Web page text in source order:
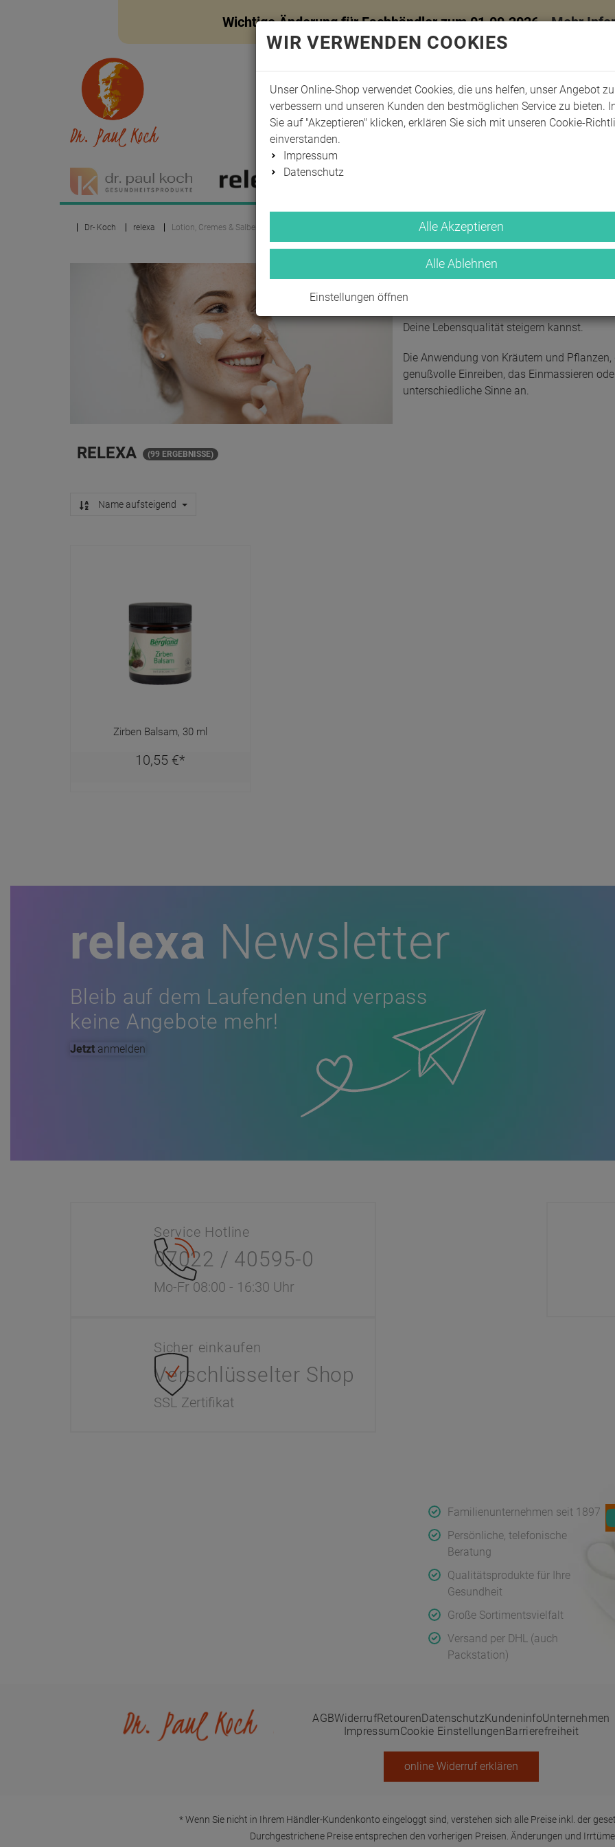
Wichtige Änderung für Fachhändler zum 01.09.2026 -Mehr
Dr- Koch relexa Lotion, Cremes & Salben
Lotion, Cremes
Deine Lebensqualität steigern kannst.
Die Anwendung von Kräutern und
genußvolle Einreiben, das Einmassieren
unterschiedliche Sinne an.
RELEXA (99 ERGEBNISSE)
Name aufsteigend
Zirben Balsam, 30 ml
10,55 €*
relexa Newsletter
Bleib auf dem Laufenden und verpass
keine Angebote mehr!
Jetzt anmelden
Service Hotline
07022 / 40595-0
Mo-Fr 08:00 - 16:30 Uhr
Sicher einkaufen
Verschlüsselter Shop
SSL Zertifikat
Familienunternehmen seit 1897
Persönliche, telefonische
Beratung
Qualitätsprodukte für Ihre
Gesundheit
Große Sortimentsvielfalt
Versand per DHL (auch
Packstation)
AGBWiderrufRetourenDatenschutzKundeninfoUnternehmen
ImpressumCookie EinstellungenBarrierefreiheit
online Widerruf erklären
* Wenn Sie nicht in Ihrem Händler-Kundenkonto eingeloggt sind, verstehen sich alle Preise inkl. der
Durchgestrichene Preise entsprechen den vorherigen Preisen. Änderungen und
WIR VERWENDEN COOKIES
Unser Online-Shop verwendet Cookies, die uns helfen, unser Angebot zu
verbessern und unseren Kunden den bestmöglichen Service zu bieten.
Sie auf "Akzeptieren" klicken, erklären Sie sich mit unseren Cookie-
einverstanden.
Impressum
Datenschutz
Alle Akzeptieren
Alle Ablehnen
Einstellungen öffnen